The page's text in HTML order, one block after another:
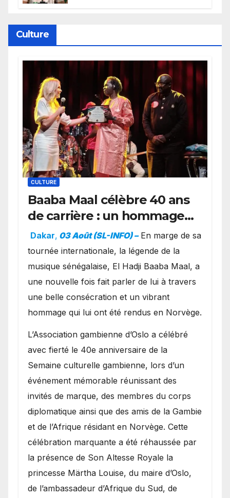
Culture
CULTURE
Baaba Maal célèbre 40 ans
de carrière : un hommage
exceptionnel à Oslo en
présence de la famille
royale.
Dakar, 03 Août (SL-INFO) – ​En marge de sa
tournée internationale, la légende de la
musique sénégalaise, El Hadji Baaba Maal, a
une nouvelle fois fait parler de lui à travers
une belle consécration et un vibrant
hommage qui lui ont été rendus en Norvège.
​L’Association gambienne d’Oslo a célébré
avec fierté le 40e anniversaire de la
Semaine culturelle gambienne, lors d’un
événement mémorable réunissant des
invités de marque, des membres du corps
diplomatique ainsi que des amis de la Gambie
et de l’Afrique résidant en Norvège. Cette
célébration marquante a été réhaussée par
la présence de Son Altesse Royale la
princesse Märtha Louise, du maire d’Oslo,
de l’ambassadeur d’Afrique du Sud, de